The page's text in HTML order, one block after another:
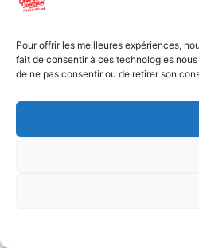
Pour offrir les meilleures expériences,
fait de consentir à ces technologies
de ne pas consentir ou de retirer son